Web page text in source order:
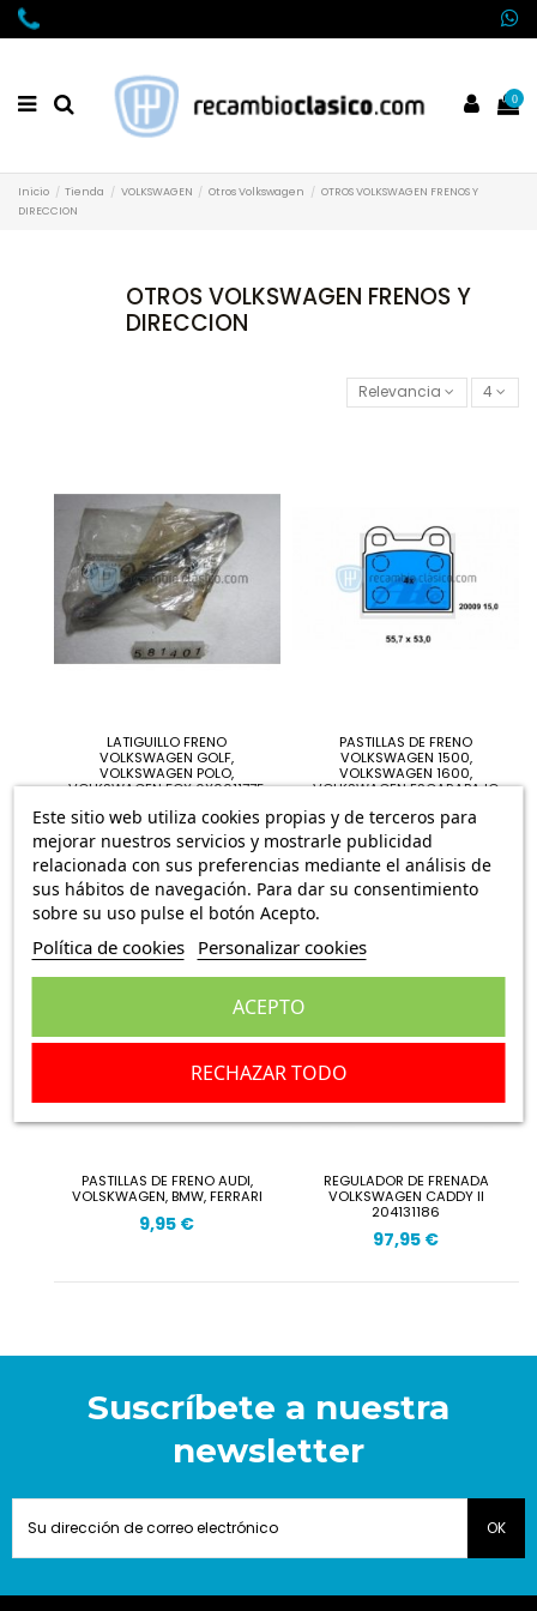
0
Inicio Tienda VOLKSWAGEN Otros Volkswagen
OTROS VOLKSWAGEN FRENOS Y
DIRECCION
OTROS VOLKSWAGEN FRENOS Y
DIRECCION
Relevancia 4
LATIGUILLO FRENO
VOLKSWAGEN GOLF,
VOLKSWAGEN POLO,
VOLKSWAGEN FOX 6X0611775
17,95 €
PASTILLAS DE FRENO
VOLKSWAGEN 1500,
VOLKSWAGEN 1600,
VOLKSWAGEN ESCARABAJO
36,95 €
PASTILLAS DE FRENO AUDI,
VOLSKWAGEN, BMW, FERRARI
9,95 €
REGULADOR DE FRENADA
VOLKSWAGEN CADDY II
204131186
97,95 €
Suscríbete a nuestra
newsletter
Este sitio web utiliza cookies propias y de terceros para
mejorar nuestros servicios y mostrarle publicidad
relacionada con sus preferencias mediante el análisis de
sus hábitos de navegación. Para dar su consentimiento
sobre su uso pulse el botón Acepto.
Política de cookies Personalizar cookies
RECHAZAR TODO
ACEPTO